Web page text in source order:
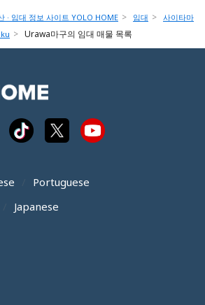
· 임대 정보 사이트 YOLO HOME 임대
사이타마
Urawa마구의 임대 매물 목록
Portuguese
Japanese